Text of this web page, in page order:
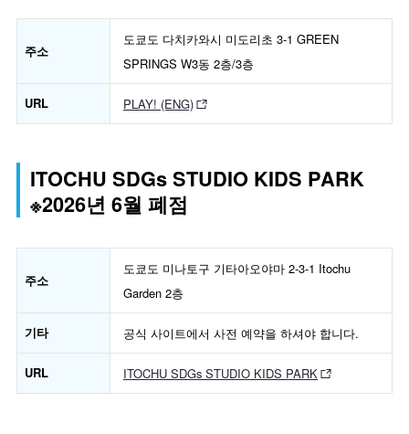
주소
도쿄도 다치카와시 미도리초 3-1 GREEN
SPRINGS W3동 2층/3층
URL PLAY! (ENG)
ITOCHU SDGs STUDIO KIDS PARK
※2026년 6월 폐점
주소
도쿄도 미나토구 기타아오야마 2-3-1 Itochu
Garden 2층
기타 공식 사이트에서 사전 예약을 하셔야 합니다.
URL ITOCHU SDGs STUDIO KIDS PARK